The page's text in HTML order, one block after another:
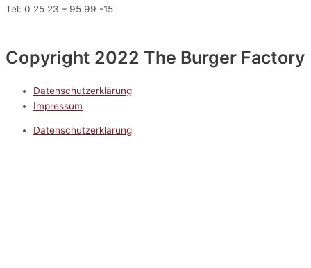
Tel: 0 25 23 – 95 99 -15
Copyright 2022 The Burger Factory
Datenschutzerklärung
Impressum
Datenschutzerklärung